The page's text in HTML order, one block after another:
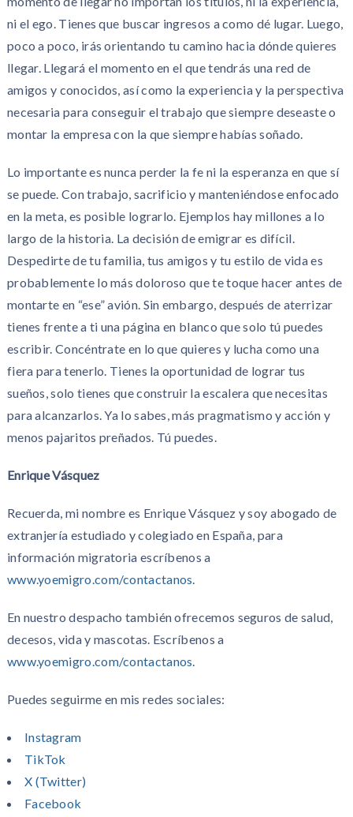
ni el ego. Tienes que buscar ingresos a como dé lugar. Luego,
poco a poco, irás orientando tu camino hacia dónde quieres
llegar. Llegará el momento en el que tendrás una red de
amigos y conocidos, así como la experiencia y la perspectiva
necesaria para conseguir el trabajo que siempre deseaste o
montar la empresa con la que siempre habías soñado.
Lo importante es nunca perder la fe ni la esperanza en que sí
se puede. Con trabajo, sacrificio y manteniéndose enfocado
en la meta, es posible lograrlo. Ejemplos hay millones a lo
largo de la historia. La decisión de emigrar es difícil.
Despedirte de tu familia, tus amigos y tu estilo de vida es
probablemente lo más doloroso que te toque hacer antes de
montarte en “ese” avión. Sin embargo, después de aterrizar
tienes frente a ti una página en blanco que solo tú puedes
escribir. Concéntrate en lo que quieres y lucha como una
fiera para tenerlo. Tienes la oportunidad de lograr tus
sueños, solo tienes que construir la escalera que necesitas
para alcanzarlos. Ya lo sabes, más pragmatismo y acción y
menos pajaritos preñados. Tú puedes.
Enrique Vásquez
Recuerda, mi nombre es Enrique Vásquez y soy abogado de
extranjería estudiado y colegiado en España, para
información migratoria escríbenos a
www.yoemigro.com/contactanos.
En nuestro despacho también ofrecemos seguros de salud,
decesos, vida y mascotas. Escríbenos a
www.yoemigro.com/contactanos.
Puedes seguirme en mis redes sociales:
Instagram
TikTok
X (Twitter)
Facebook